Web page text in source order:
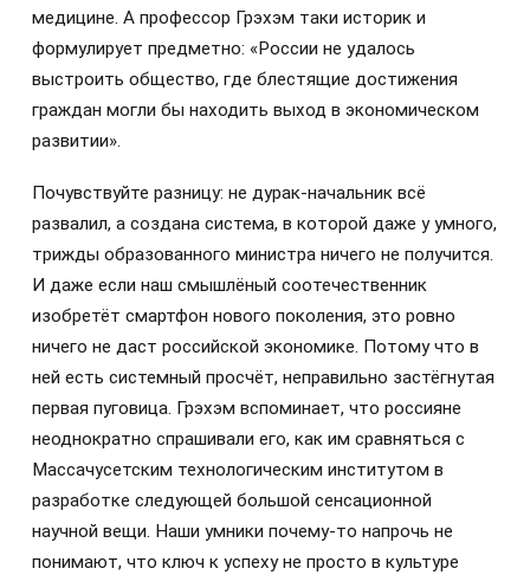
медицине. А профессор Грэхэм таки историк и
формулирует предметно: «России не удалось
выстроить общество, где блестящие достижения
граждан могли бы находить выход в экономическом
развитии».
Почувствуйте разницу: не дурак-начальник всё
развалил, а создана система, в которой даже у умного,
трижды образованного министра ничего не получится.
И даже если наш смышлёный соотечественник
изобретёт смартфон нового поколения, это ровно
ничего не даст российской экономике. Потому что в
ней есть системный просчёт, неправильно застёгнутая
первая пуговица. Грэхэм вспоминает, что россияне
неоднократно спрашивали его, как им сравняться с
Mассачусетским технологическим институтом в
разработке следующей большой сенсационной
научной вещи. Наши умники почему-то напрочь не
понимают, что ключ к успеху не просто в культуре